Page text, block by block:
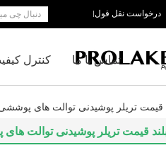
درخواست نقل قول|
کنترل تماس با ما
قیمت تریلر پوشیدنی توالت های
قیمت تریلر پوشیدنی توالت